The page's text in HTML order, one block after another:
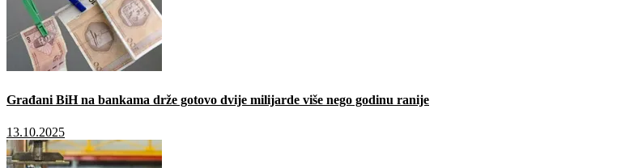
Građani BiH na bankama drže gotovo dvije milijarde više nego godinu ranije
13.10.2025